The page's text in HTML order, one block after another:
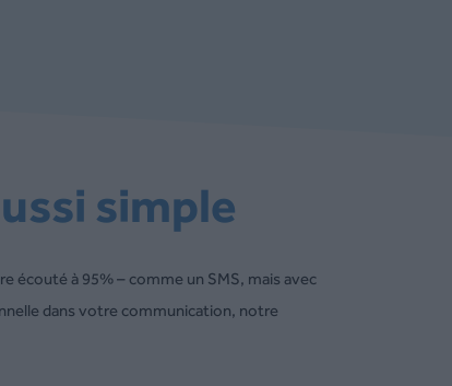
simple
écouté à 95% – comme un SMS, mais avec
dans votre communication, notre